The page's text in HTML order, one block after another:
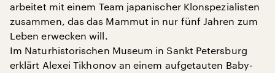
arbeitet mit einem Team japanischer Klonspezialisten
zusammen, das das Mammut in nur fünf Jahren zum
Leben erwecken will.
Im Naturhistorischen Museum in Sankt Petersburg
erklärt Alexei Tikhonov an einem aufgetauten Baby-